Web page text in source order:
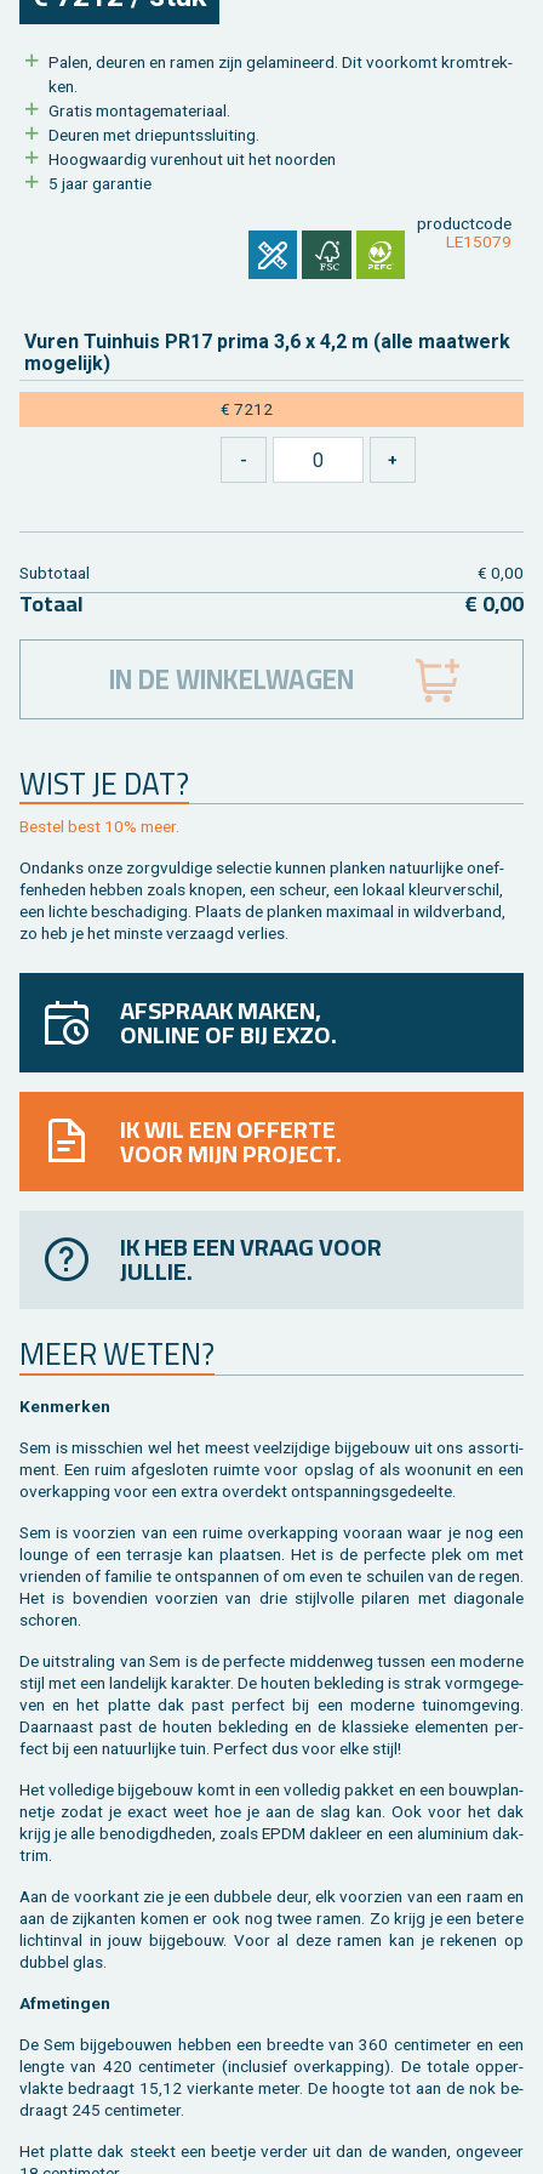
Palen, deu­ren en ramen zijn ge­la­mi­neerd. Dit voor­komt krom­trek­
ken.
Gra­tis mon­ta­ge­ma­te­ri­aal.
Deu­ren met drie­punts­slui­ting.
Hoog­waar­dig vu­ren­hout uit het noor­den
5 jaar ga­ran­tie
product­code
LE15079
Vuren Tuin­huis PR17 prima 3,6 x 4,2 m (alle maat­werk
mo­ge­lijk)
€ 7212
WIST JE DAT?
Be­stel best 10% meer.
On­danks onze zorg­vul­di­ge se­lec­tie kun­nen plan­ken na­tuur­lij­ke on­ef­
fen­he­den heb­ben zoals kno­pen, een scheur, een lo­kaal kleur­ver­schil,
een lich­te be­scha­di­ging. Plaats de plan­ken maxi­maal in wild­ver­band,
zo heb je het min­ste ver­zaagd ver­lies.
Sub­to­taal € 0,00
To­taal € 0,00
IN DE WINKELWAGEN
AFSPRAAK MAKEN,
ONLINE OF BIJ EXZO.
IK WIL EEN OFFERTE
VOOR MIJN PROJECT.
IK HEB EEN VRAAG VOOR
JULLIE.
MEER WETEN?
Ken­mer­ken
Sem is mis­schien wel het meest veel­zij­di­ge bij­ge­bouw uit ons as­sor­ti­
ment. Een ruim af­ge­slo­ten ruim­te voor op­slag of als woon­unit en een
over­kap­ping voor een extra over­dekt ont­span­nings­ge­deel­te.
Sem is voor­zien van een ruime over­kap­ping voor­aan waar je nog een
loun­ge of een ter­ras­je kan plaat­sen. Het is de per­fec­te plek om met
vrien­den of fa­mi­lie te ont­span­nen of om even te schui­len van de regen.
Het is bo­ven­dien voor­zien van drie stijl­vol­le pi­la­ren met dia­go­na­le
scho­ren.
De uit­stra­ling van Sem is de per­fec­te mid­den­weg tus­sen een mo­der­ne
stijl met een lan­de­lijk ka­rak­ter. De hou­ten be­kle­ding is strak vorm­ge­ge­
ven en het plat­te dak past per­fect bij een mo­der­ne tuinom­ge­ving.
Daar­naast past de hou­ten be­kle­ding en de klas­sie­ke ele­men­ten per­
fect bij een na­tuur­lij­ke tuin. Per­fect dus voor elke stijl!
Het vol­le­di­ge bij­ge­bouw komt in een vol­le­dig pak­ket en een bouw­plan­
ne­tje zodat je exact weet hoe je aan de slag kan. Ook voor het dak
krijg je alle be­no­digd­he­den, zoals EPDM dak­leer en een alu­mi­ni­um dak­
trim.
Aan de voor­kant zie je een dub­be­le deur, elk voor­zien van een raam en
aan de zij­kan­ten komen er ook nog twee ramen. Zo krijg je een be­te­re
licht­in­val in jouw bij­ge­bouw. Voor al deze ramen kan je re­ke­nen op
dub­bel glas.
Af­me­tin­gen
De Sem bij­ge­bou­wen heb­ben een breed­te van 360 cen­ti­me­ter en een
leng­te van 420 cen­ti­me­ter (in­clu­sief over­kap­ping). De to­ta­le op­per­
vlak­te be­draagt 15,12 vier­kan­te meter. De hoog­te tot aan de nok be­
draagt 245 cen­ti­me­ter.
Het plat­te dak steekt een beet­je ver­der uit dan de wan­den, on­ge­veer